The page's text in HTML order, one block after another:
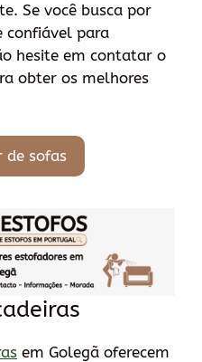
Se você busca por
confiável para
hesite em contatar o
obter os melhores
de sofas
em Golegã oferecem